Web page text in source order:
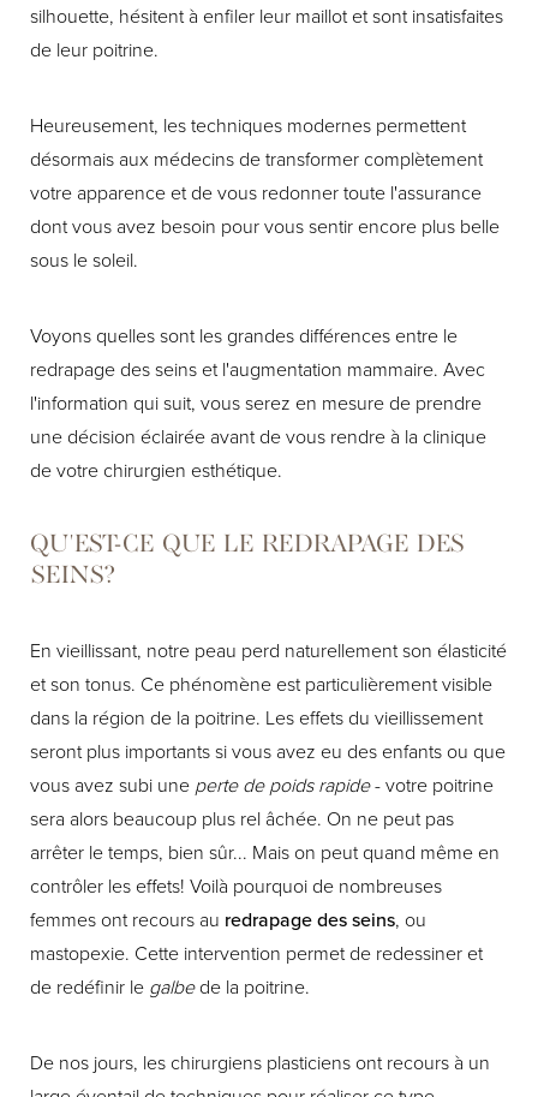
silhouette, hésitent à enfiler leur maillot et sont insatisfaites
de leur poitrine.
Heureusement, les techniques modernes permettent
désormais aux médecins de transformer complètement
votre apparence et de vous redonner toute l'assurance
dont vous avez besoin pour vous sentir encore plus belle
sous le soleil.
Voyons quelles sont les grandes différences entre le
redrapage des seins et l'augmentation mammaire. Avec
l'information qui suit, vous serez en mesure de prendre
une décision éclairée avant de vous rendre à la clinique
de votre chirurgien esthétique.
QU'EST-CE QUE LE REDRAPAGE DES
SEINS?
En vieillissant, notre peau perd naturellement son élasticité
et son tonus. Ce phénomène est particulièrement visible
dans la région de la poitrine. Les effets du vieillissement
seront plus importants si vous avez eu des enfants ou que
vous avez subi une perte de poids rapide- votre poitrine
sera alors beaucoup plus rel âchée. On ne peut pas
arrêter le temps, bien sûr... Mais on peut quand même en
contrôler les effets! Voilà pourquoi de nombreuses
femmes ont recours au redrapage des seins, ou
mastopexie. Cette intervention permet de redessiner et
de redéfinir le galbede la poitrine.
De nos jours, les chirurgiens plasticiens ont recours à un